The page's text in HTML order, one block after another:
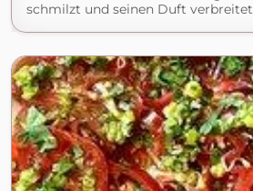
schmilzt und seinen Duft